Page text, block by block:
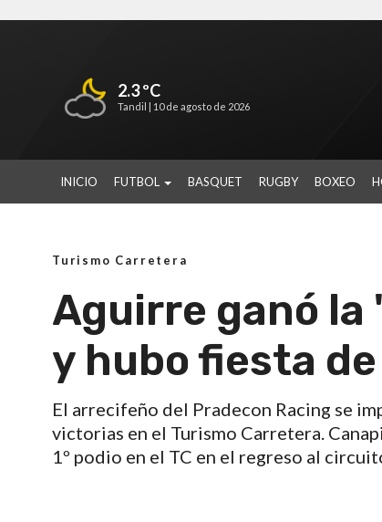
2.3 ºC
Tandil | 10 de agosto de 2026
INICIO FUTBOL BASQUET RUGBY BOXEO
Turismo Carretera
Aguirre ganó la
y hubo fiesta
El arrecifeño del Pradecon Racing se
victorias en el Turismo Carretera.
1º podio en el TC en el regreso al